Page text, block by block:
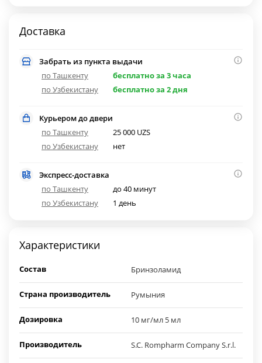
Доставка
Забрать из пункта выдачи
по Ташкенту
бесплатно за 3 часа
по Узбекистану
бесплатно за 2 дня
Курьером до двери
по Ташкенту
25 000 UZS
по Узбекистану
нет
Экспресс-доставка
по Ташкенту
до 40 минут
по Узбекистану
1 день
Характеристики
Состав Бринзоламид
Страна производитель Румыния
Дозировка 10 мг/мл 5 мл
Производитель S.C. Rompharm Company S.r.l.